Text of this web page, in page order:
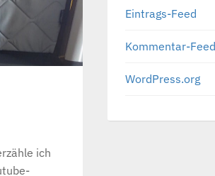
ich
Eintrags-Feed
Kommentar-Feed
WordPress.org